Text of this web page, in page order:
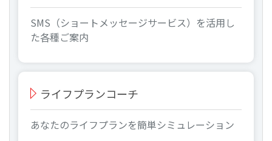
SMS（ショートメッセージサービス）を活用し
た各種ご案内
ライフプランコーチ
あなたのライフプランを簡単シミュレーション